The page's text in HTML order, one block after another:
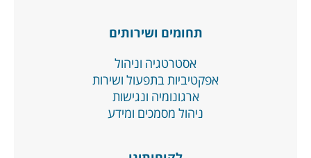
תחומים ושירותים
אסטרטגיה וניהול
אפקטיביות בתפעול ושירות
ארגונומיה ונגישות
ניהול מסמכים ומידע